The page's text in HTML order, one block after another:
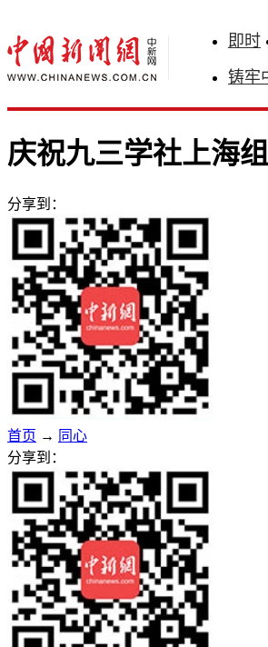
即时
铸牢
庆祝九三学社上海
分享到：
首页 → 同心
分享到：